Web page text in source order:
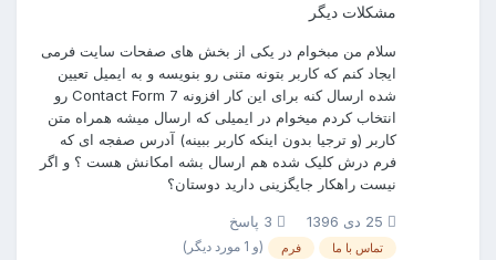
مشکلات دیگر
سلام من مبخوام در یکی از بخش های صفحات سایت فرمی
ایجاد کنم که کاربر بتونه متنی رو بنویسه و به ایمیل تعیین
شده ارسال کنه برای این کار افزونه Contact Form 7 رو
انتخاب کردم میخوام در ایمیلی که ارسال میشه همراه متن
کاربر (و ترجیا بدون اینکه کاربر ببینه) آدرس صفجه ای که
فرم درش کلیک شده هم ارسال بشه امکانش هست ؟ و اگر
نیست راهکار جایگزینی دارید دوستان؟
25 دی 1396
تماس با ما فرم (و 1 مورد دیگر)